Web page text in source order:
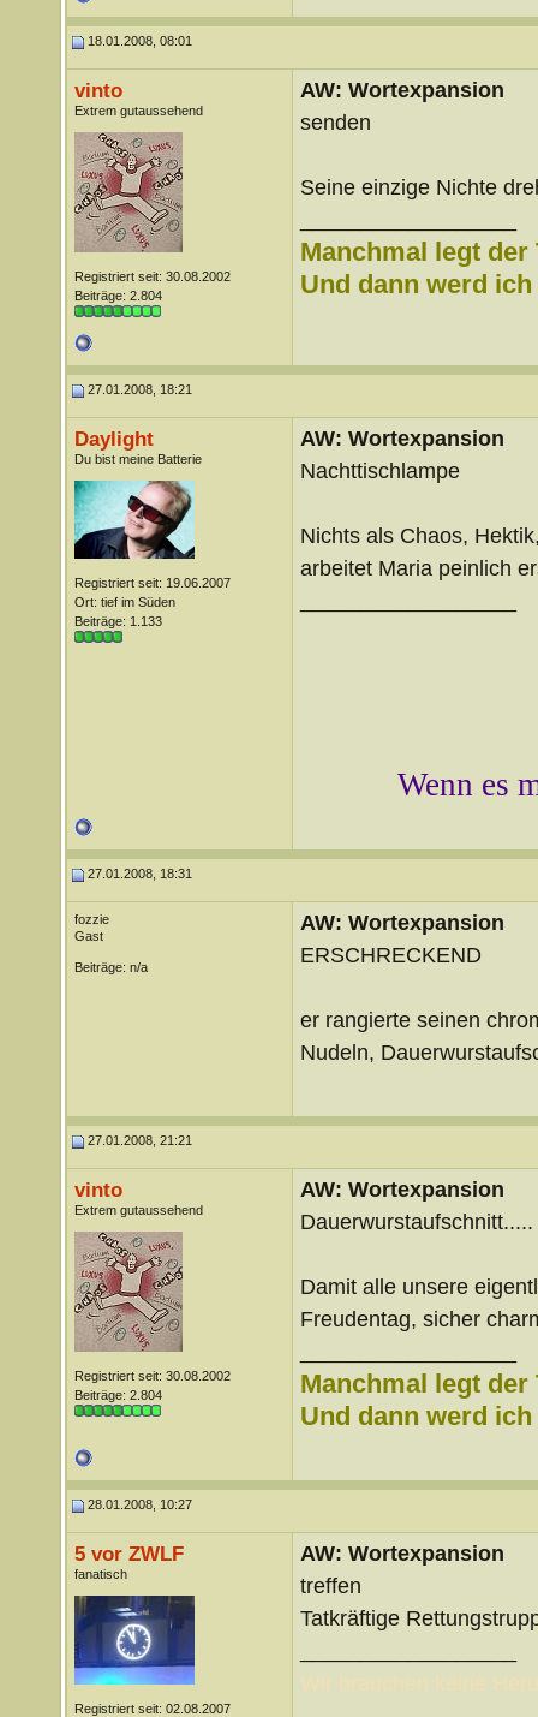
18.01.2008, 08:01
vinto
Extrem gutaussehend
Registriert seit: 30.08.2002
Beiträge: 2.804
AW: Wortexpansion
senden
Seine einzige Nichte
Manchmal legt
Und dann werd
27.01.2008, 18:21
Daylight
Du bist meine Batterie
Registriert seit: 19.06.2007
Ort: tief im Süden
Beiträge: 1.133
AW: Wortexpansion
Nachttischlampe
Nichts als Chaos,
arbeitet Maria peinlich
Wenn es
27.01.2008, 18:31
fozzie
Gast
Beiträge: n/a
AW: Wortexpansion
ERSCHRECKEND
er rangierte seinen
Nudeln,
27.01.2008, 21:21
vinto
Extrem gutaussehend
Registriert seit: 30.08.2002
Beiträge: 2.804
AW: Wortexpansion
Dauerwurstaufschnitt.....
Damit alle unsere
Freudentag, sicher
Manchmal legt
Und dann werd
28.01.2008, 10:27
5 vor ZWLF
fanatisch
Registriert seit: 02.08.2007
AW: Wortexpansion
treffen
Tatkräftige